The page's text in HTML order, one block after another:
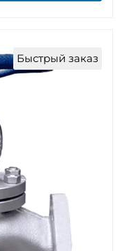
Быстрый заказ